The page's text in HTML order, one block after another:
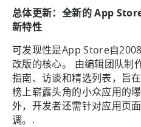
总体更新：全新的 App
新特性
可发现性是App Store自
改版的核心。 由编辑团队制
指南、访谈和精选列表，旨
榜上崭露头角的小众应用的
外，开发者还需针对应用页
调。.